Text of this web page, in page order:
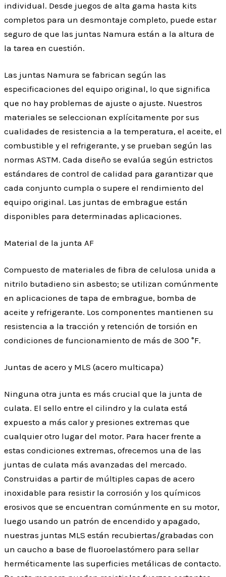
individual. Desde juegos de alta gama hasta kits
completos para un desmontaje completo, puede estar
seguro de que las juntas Namura están a la altura de
la tarea en cuestión.
Las juntas Namura se fabrican según las
especificaciones del equipo original, lo que significa
que no hay problemas de ajuste o ajuste. Nuestros
materiales se seleccionan explícitamente por sus
cualidades de resistencia a la temperatura, el aceite, el
combustible y el refrigerante, y se prueban según las
normas ASTM. Cada diseño se evalúa según estrictos
estándares de control de calidad para garantizar que
cada conjunto cumpla o supere el rendimiento del
equipo original. Las juntas de embrague están
disponibles para determinadas aplicaciones.
Material de la junta AF
Compuesto de materiales de fibra de celulosa unida a
nitrilo butadieno sin asbesto; se utilizan comúnmente
en aplicaciones de tapa de embrague, bomba de
aceite y refrigerante. Los componentes mantienen su
resistencia a la tracción y retención de torsión en
condiciones de funcionamiento de más de 300 °F.
Juntas de acero y MLS (acero multicapa)
Ninguna otra junta es más crucial que la junta de
culata. El sello entre el cilindro y la culata está
expuesto a más calor y presiones extremas que
cualquier otro lugar del motor. Para hacer frente a
estas condiciones extremas, ofrecemos una de las
juntas de culata más avanzadas del mercado.
Construidas a partir de múltiples capas de acero
inoxidable para resistir la corrosión y los químicos
erosivos que se encuentran comúnmente en su motor,
luego usando un patrón de encendido y apagado,
nuestras juntas MLS están recubiertas/grabadas con
un caucho a base de fluoroelastómero para sellar
herméticamente las superficies metálicas de contacto.